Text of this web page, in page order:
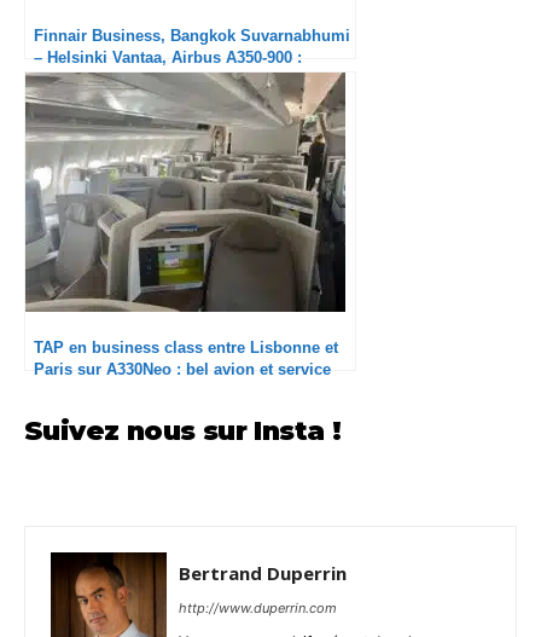
Finnair Business, Bangkok Suvarnabhumi
– Helsinki Vantaa, Airbus A350-900 :
Basique mais solide
TAP en business class entre Lisbonne et
Paris sur A330Neo : bel avion et service
Suivez nous sur Insta !
Bertrand Duperrin
http://www.duperrin.com